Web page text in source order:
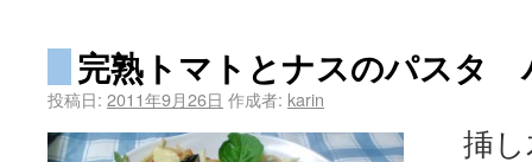
完熟トマトとナスのパスタ
投稿日: 2011年9月26日 作成者: karin
挿し